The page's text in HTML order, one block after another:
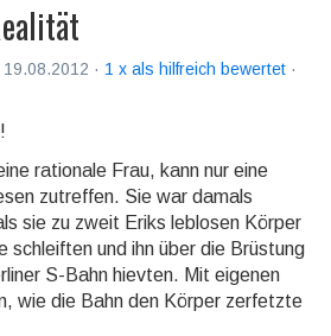
· 1 x als hilfreich bewertet ·
rationale Frau, kann nur eine
zutreffen. Sie war damals
sie zu zweit Eriks leblosen Körper
schleiften und ihn über die Brüstung
S-Bahn hievten. Mit eigenen
wie die Bahn den Körper zerfetzte